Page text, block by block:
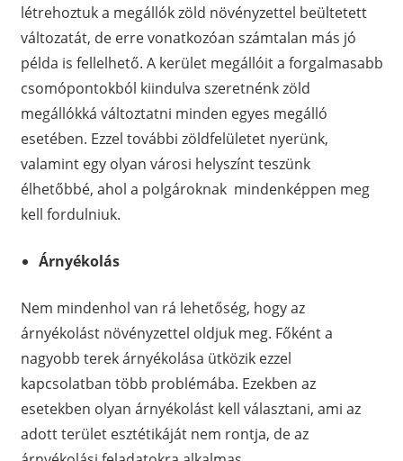
létrehoztuk a megállók zöld növényzettel beültetett
változatát, de erre vonatkozóan számtalan más jó
példa is fellelhető. A kerület megállóit a forgalmasabb
csomópontokból kiindulva szeretnénk zöld
megállókká változtatni minden egyes megálló
esetében. Ezzel további zöldfelületet nyerünk,
valamint egy olyan városi helyszínt teszünk
élhetőbbé, ahol a polgároknak mindenképpen meg
kell fordulniuk.
Árnyékolás
Nem mindenhol van rá lehetőség, hogy az
árnyékolást növényzettel oldjuk meg. Főként a
nagyobb terek árnyékolása ütközik ezzel
kapcsolatban több problémába. Ezekben az
esetekben olyan árnyékolást kell választani, ami az
adott terület esztétikáját nem rontja, de az